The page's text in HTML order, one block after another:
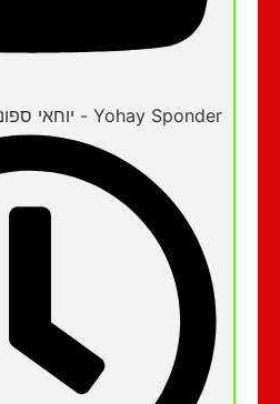
Yohay Sponder - יוחאי ספונדר